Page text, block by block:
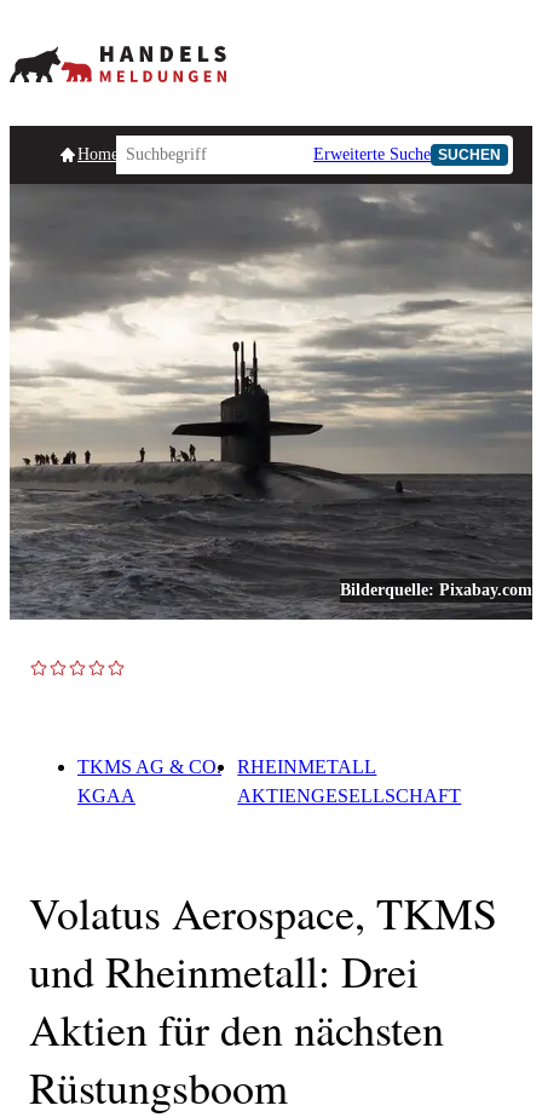
HomepageHandelsmeldungen Ad-Hoc-Meldungen
Erweiterte Suche SUCHEN
Bilderquelle: Pixabay.com
TKMS AG & CO.
KGAA
RHEINMETALL
AKTIENGESELLSCHAFT
Volatus Aerospace, TKMS
und Rheinmetall: Drei
Aktien für den nächsten
Rüstungsboom